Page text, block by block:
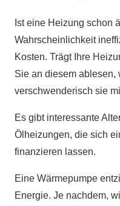
Ist eine Heizung schon
Wahrscheinlichkeit
Kosten. Trägt Ihre
Sie an diesem ablesen,
verschwenderisch sie
Es gibt interessante
Ölheizungen, die sich
finanzieren lassen.
Eine Wärmepumpe
Energie. Je nachdem,